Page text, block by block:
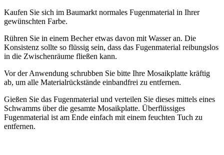
Kaufen Sie sich im Baumarkt normales Fugenmaterial in Ihrer
gewünschten Farbe.
Rühren Sie in einem Becher etwas davon mit Wasser an. Die
Konsistenz sollte so flüssig sein, dass das Fugenmaterial reibungslos
in die Zwischenräume fließen kann.
Vor der Anwendung schrubben Sie bitte Ihre Mosaikplatte kräftig
ab, um alle Materialrückstände einbandfrei zu entfernen.
Gießen Sie das Fugenmaterial und verteilen Sie dieses mittels eines
Schwamms über die gesamte Mosaikplatte. Überflüssiges
Fugenmaterial ist am Ende einfach mit einem feuchten Tuch zu
entfernen.